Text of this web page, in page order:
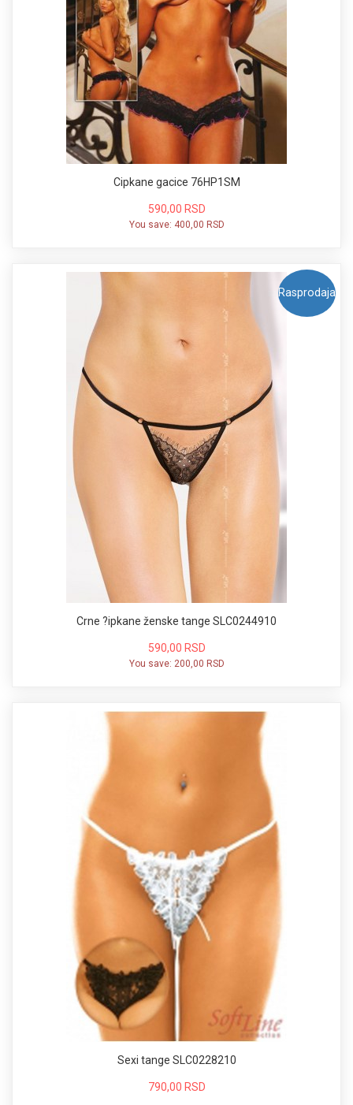
Cipkane gacice 76HP1SM
590,00 RSD
You save: 400,00 RSD
Rasprodaja
Crne ?ipkane ženske tange SLC0244910
590,00 RSD
You save: 200,00 RSD
Sexi tange SLC0228210
790,00 RSD